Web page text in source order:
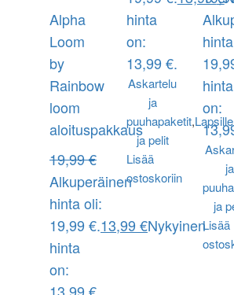
Alpha
Loom
by
Rainbow
loom
aloituspakkaus
19,99€
Alkuperäinen
hinta oli:
19,99 €.13,99 €Nykyinen
hinta
on:
hinta
on:
13,99 €.
Askartelu
ja
puuhapaketit,Lapsille
ja pelit
Lisää
ostoskoriin
hinta
on:
ja
ja
Lisää